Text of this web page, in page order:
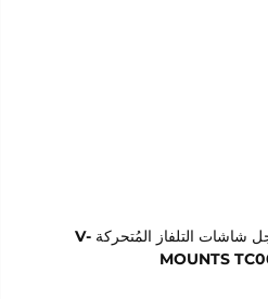
أرجل شاشات التلفاز المُتحركة V-
MOUNTS